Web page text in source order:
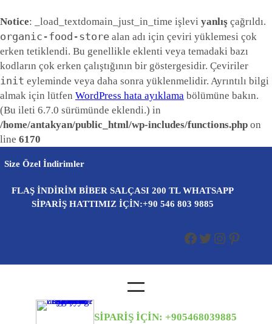
Notice: _load_textdomain_just_in_time işlevi yanlış çağrıldı.
organic-food-store alan adı için çeviri yüklemesi çok
erken tetiklendi. Bu genellikle eklenti veya temadaki bazı
kodların çok erken çalıştığının bir göstergesidir. Çeviriler
init eyleminde veya daha sonra yüklenmelidir. Ayrıntılı bilgi
almak için lütfen WordPress hata ayıklama bölümüne bakın.
(Bu ileti 6.7.0 sürümünde eklendi.) in
/home/antakyan/public_html/wp-includes/functions.php on
line 6170
geç
Size Özel İndirimler
FLAŞ İNDİRİM BİBER SALÇASI 200 TL WHATSAPP
SİPARİŞ HATTIMIZ İÇİN:+90 546 803 9885
Facebook Twitter Instagram Pinterest
SİPARİŞ İÇİN: +905468039885